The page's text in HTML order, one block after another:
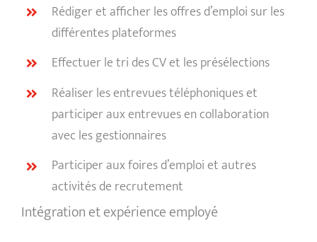
Rédiger et afficher les offres d’emploi sur les
différentes plateformes
Effectuer le tri des CV et les présélections
Réaliser les entrevues téléphoniques et
participer aux entrevues en collaboration
avec les gestionnaires
Participer aux foires d’emploi et autres
activités de recrutement
Intégration et expérience employé